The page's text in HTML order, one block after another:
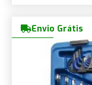
Envio Grátis